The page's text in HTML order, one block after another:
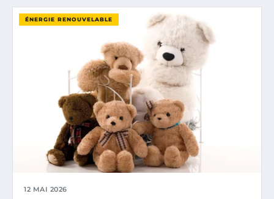
ÉNERGIE RENOUVELABLE
12 MAI 2026